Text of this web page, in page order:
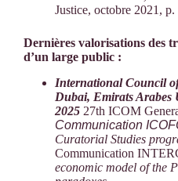
Justice, octobre 2021,
Dernières valorisations des
d’un large public :
International Council
Dubai, Emirats Arabes
2025 27th ICOM
Communication
Curatorial Studies
Communication
economic model of the